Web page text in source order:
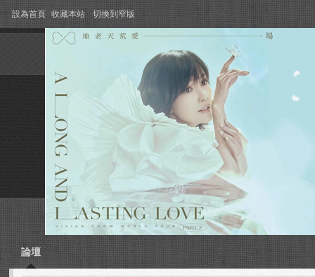
設為首頁 收藏本站 切換到窄版
論壇